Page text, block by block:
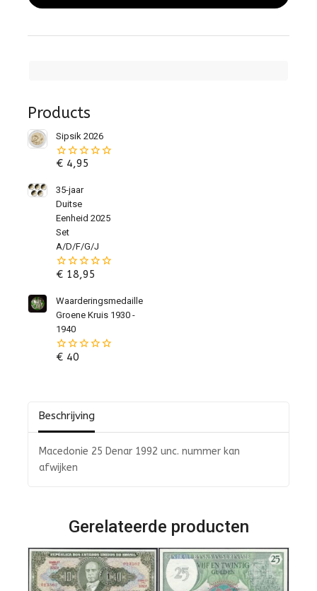
Products
Sipsik 2026
0
de
5
€4,95
35-jaar
Duitse
Eenheid 2025
Set
A/D/F/G/J
0
de
€18,95
Waarderingsmedaille
Groene Kruis 1930 -
1940
0
€40
Beschrijving
Macedonie 25 Denar 1992 unc. nummer kan
afwijken
Gerelateerde producten